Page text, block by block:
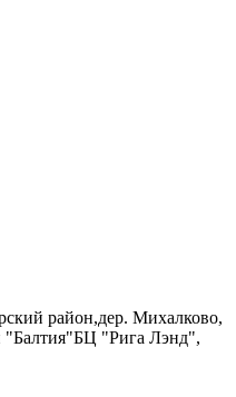
район,дер. Михалково,
"Балтия"БЦ "Рига Лэнд",